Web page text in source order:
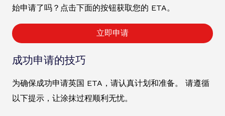
始申请了吗？点击下面的按钮获取您的 ETA。
立即申请
成功申请的技巧
为确保成功申请英国 ETA，请认真计划和准备。 请遵循
以下提示，让涂抹过程顺利无忧。